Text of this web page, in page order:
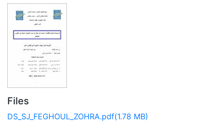
Files
DS_SJ_FEGHOUL_ZOHRA.pdf(1.78 MB)